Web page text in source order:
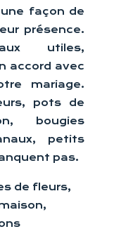
façon de
présence.
utiles,
accord avec
mariage.
pots de
bougies
petits
pas.
de fleurs,